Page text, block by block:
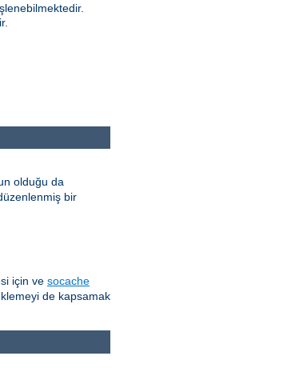
olduğu da
bir
için ve socache
de kapsamak